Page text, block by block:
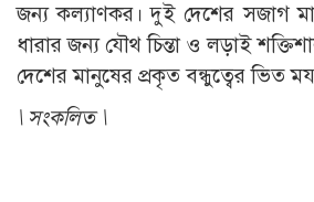
জন্য কল্যাণকর। দুই দেশের সজাগ
ধারার জন্য যৌথ চিন্তা ও লড়াই
দেশের মানুষের প্রকৃত বন্ধুত্বের ভিত
\সংকলিত \